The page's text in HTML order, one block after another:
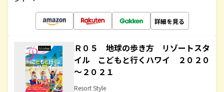
詳細を見る
Ｒ０５ 地球の歩き方 リゾートスタ
イル こどもと行くハワイ ２０２０
～２０２１
Resort Style